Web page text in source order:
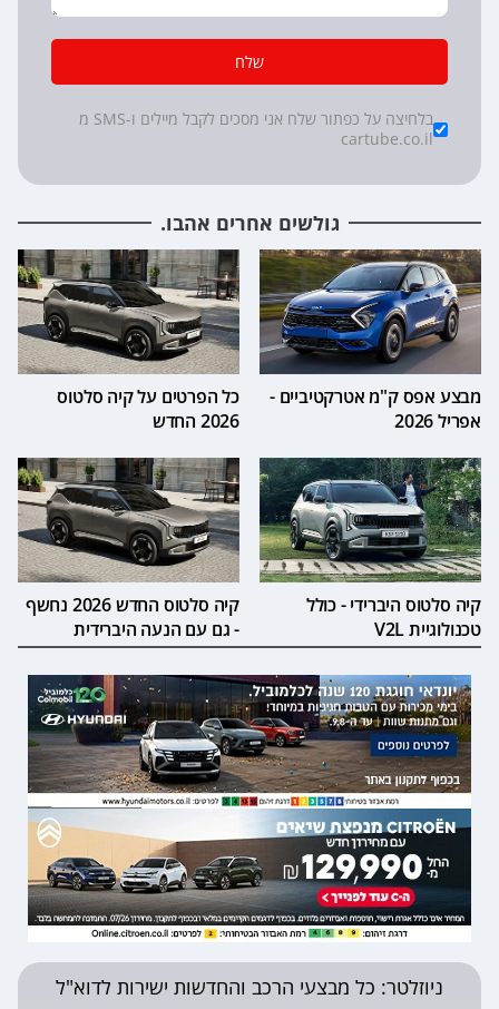
שלח
Checkboxes
*
בלחיצה על כפתור שלח אני מסכים לקבל מיילים ו-SMS מ
cartube.co.il
גולשים אחרים אהבו.
מבצע אפס ק"מ אטרקטיביים -
אפריל 2026
כל הפרטים על קיה סלטוס
2026 החדש
קיה סלטוס היברידי - כולל
טכנולוגיית V2L
קיה סלטוס החדש 2026 נחשף
- גם עם הנעה היברידית
ניוזלטר: כל מבצעי הרכב והחדשות ישירות לדוא"ל